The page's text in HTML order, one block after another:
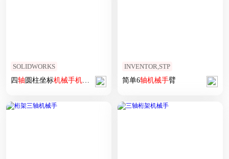
SOLIDWORKS
四轴圆柱坐标机械手机械手
INVENTOR,STP
简单6轴机械手臂